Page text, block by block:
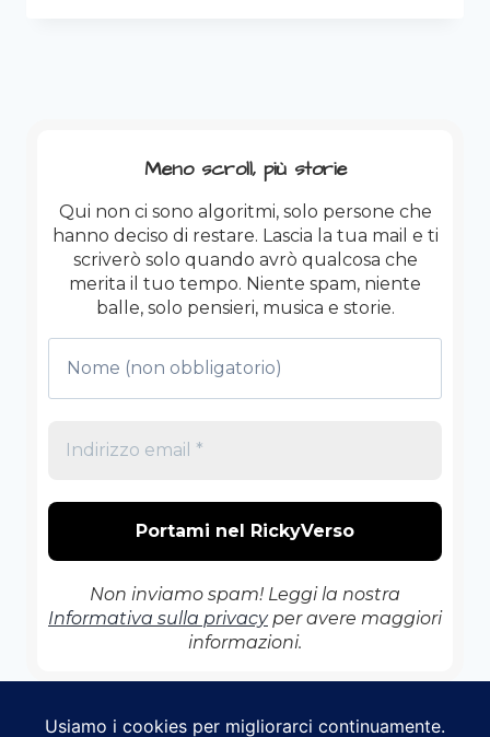
IL
PERMESSO)
Meno scroll, più storie
Qui non ci sono algoritmi, solo persone che
hanno deciso di restare. Lascia la tua mail e ti
scriverò solo quando avrò qualcosa che
merita il tuo tempo. Niente spam, niente
balle, solo pensieri, musica e storie.
Non inviamo spam! Leggi la nostra
Informativa sulla privacyper avere maggiori
informazioni.